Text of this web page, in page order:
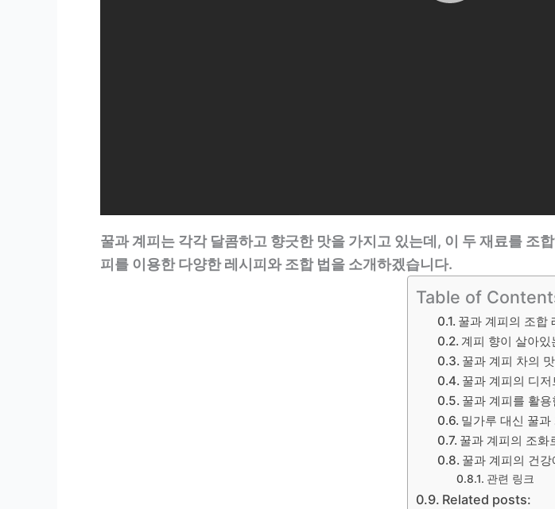
꿀과 계피는 각각 달콤하고 향긋한 맛을 가지고 있는데, 이 두 재료를 조
피를 이용한 다양한 레시피와 조합 법을 소개하겠습니다.
Table of
꿀과 계피의 조합
계피 향이 살아
꿀과 계피 차의
꿀과 계피의 디
꿀과 계피를 활
밀가루 대신 꿀과
꿀과 계피의 조화
꿀과 계피의 건
관련 링크
Related posts: